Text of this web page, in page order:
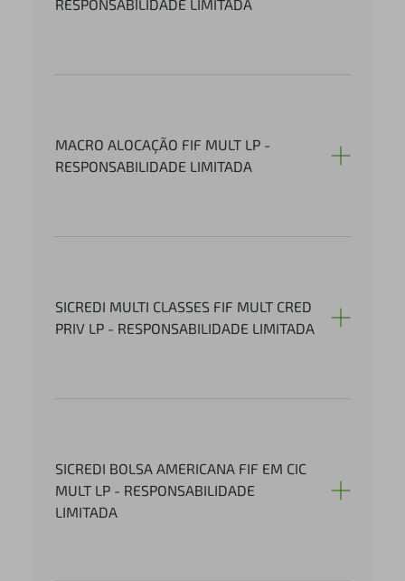
RESPONSABILIDADE LIMITADA
MACRO ALOCAÇÃO FIF MULT LP -
RESPONSABILIDADE LIMITADA
SICREDI MULTI CLASSES FIF MULT CRED
PRIV LP - RESPONSABILIDADE LIMITADA
SICREDI BOLSA AMERICANA FIF EM CIC
MULT LP - RESPONSABILIDADE
LIMITADA